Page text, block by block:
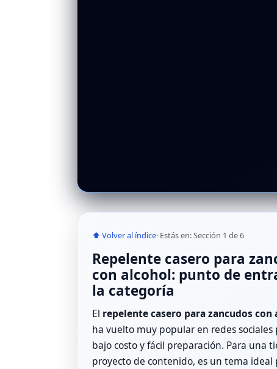
⬆ Volver al índice· Estás en: Sección 1 de 6
Repelente casero para
con alcohol: punto de
la categoría
El repelente casero para zancudos con
ha vuelto muy popular en redes sociales
bajo costo y fácil preparación. Para una
proyecto de contenido, es un tema ideal